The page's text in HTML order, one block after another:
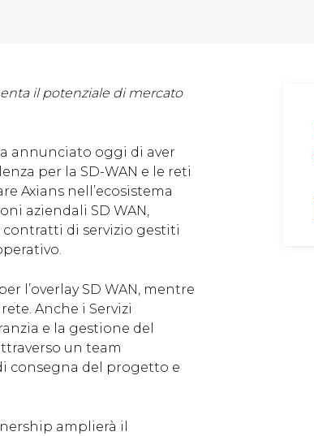
il potenziale di mercato
annunciato oggi di aver
per la SD-WAN e le reti
Axians nell’ecosistema
aziendali SD WAN,
contratti di servizio gestiti
l’overlay SD WAN, mentre
Anche i Servizi
e la gestione del
un team
consegna del progetto e
amplierà il